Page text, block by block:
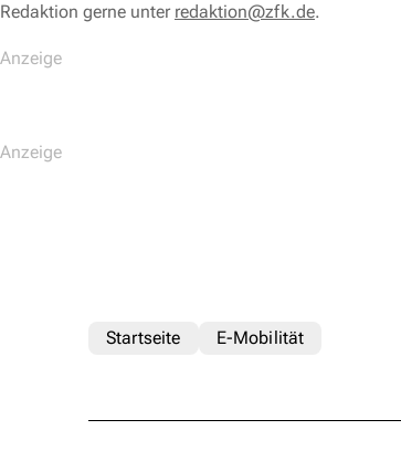
Redaktion gerne unter redaktion@zfk.de.
Startseite E-Mobilität